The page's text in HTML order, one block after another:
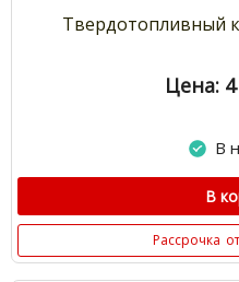
Твердотопливный
Цена:
В
В
Рассрочка